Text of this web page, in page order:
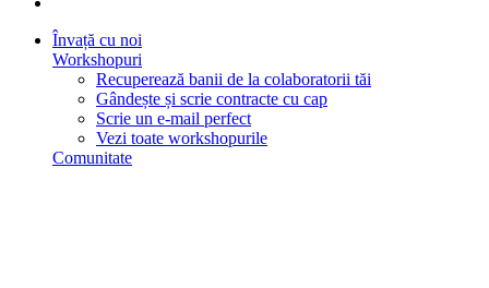
Învață cu noi
Workshopuri
Recuperează banii de la colaboratorii tăi
Gândește și scrie contracte cu cap
Scrie un e-mail perfect
Vezi toate workshopurile
Comunitate